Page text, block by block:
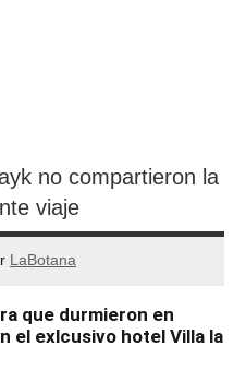
no compartieron la
viaje
LaBotana
que durmieron en
el exlcusivo hotel Villa la